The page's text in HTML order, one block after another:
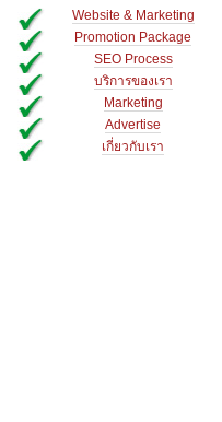
Website & Marketing
Promotion Package
SEO Process
บริการของเรา
Marketing
Advertise
เกี่ยวกับเรา